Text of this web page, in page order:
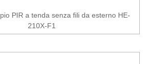
PIR a tenda senza fili da esterno HE-
210X-F1